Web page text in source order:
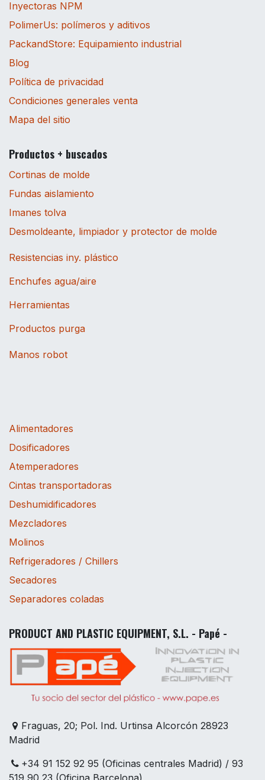
Inyectoras NPM
PolimerUs: polímeros y aditivos
PackandStore: Equipamiento industrial
Blog
Política de privacidad
Condiciones generales venta
Mapa del sitio
Productos + buscados
Cortinas de molde
Fundas aislamiento
Imanes tolva
Desmoldeante, limpiador y protector de molde
Resistencias iny. plástico
Enchufes agua/aire
Herramientas
Productos purga
Manos robot
Alimentadores
Dosificadores
Atemperadores
Cintas transportadoras
Deshumidificadores
Mezcladores
Molinos
Refrigeradores / Chillers
Secadores
Separadores coladas
PRODUCT AND PLASTIC EQUIPMENT, S.L. - Papé -
Fraguas, 20; Pol. Ind. Urtinsa Alcorcón 28923
Madrid
+34 91 152 92 95 (Oficinas centrales Madrid) / 93
519 90 23 (Oficina Barcelona)